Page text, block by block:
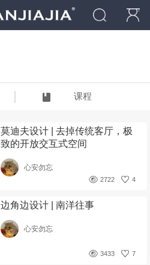
课程
莫迪夫设计 | 去掉传统客厅，极
致的开放交互式空间
心安勿忘
4
2722
边角边设计 | 南洋往事
心安勿忘
7
3433